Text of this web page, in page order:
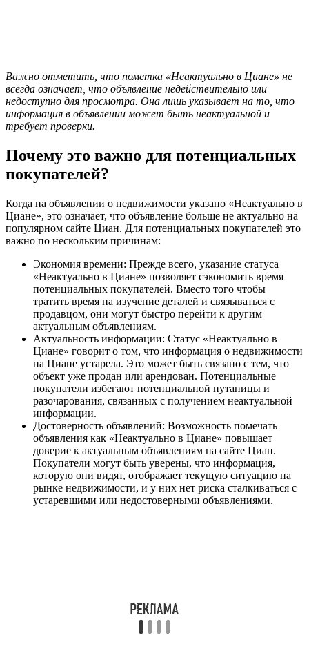
Важно отметить, что пометка «Неактуально в Циане» не
всегда означает, что объявление недействительно или
недоступно для просмотра. Она лишь указывает на то, что
информация в объявлении может быть неактуальной и
требует проверки.
Почему это важно для потенциальных
покупателей?
Когда на объявлении о недвижимости указано «Неактуально в
Циане», это означает, что объявление больше не актуально на
популярном сайте Циан. Для потенциальных покупателей это
важно по нескольким причинам:
Экономия времени: Прежде всего, указание статуса
«Неактуально в Циане» позволяет сэкономить время
потенциальных покупателей. Вместо того чтобы
тратить время на изучение деталей и связываться с
продавцом, они могут быстро перейти к другим
актуальным объявлениям.
Актуальность информации: Статус «Неактуально в
Циане» говорит о том, что информация о недвижимости
на Циане устарела. Это может быть связано с тем, что
объект уже продан или арендован. Потенциальные
покупатели избегают потенциальной путаницы и
разочарования, связанных с получением неактуальной
информации.
Достоверность объявлений: Возможность помечать
объявления как «Неактуально в Циане» повышает
доверие к актуальным объявлениям на сайте Циан.
Покупатели могут быть уверены, что информация,
которую они видят, отображает текущую ситуацию на
рынке недвижимости, и у них нет риска сталкиваться с
устаревшими или недостоверными объявлениями.